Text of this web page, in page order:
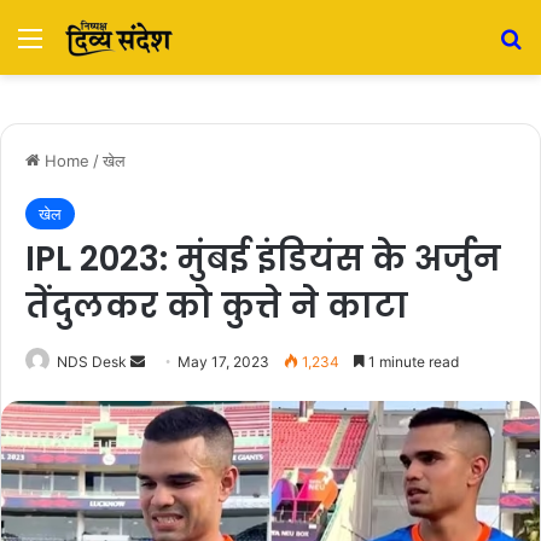
Menu
Home /खेल
खेल
IPL 2023: मुंबई इंडियंस के अर्जुन
तेंदुलकर को कुत्ते ने काटा
NDS Desk
n
d
a
n
e
May 17, 2023 1,234 1 minute read